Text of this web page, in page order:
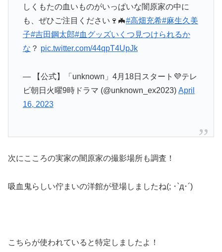
しくもたの血いものがいっぱいな闇原家の中に
も、ぜひご注目ください🍷🦇#高畑充希#麻生久美
子#吉田鋼太郎#血グッズいくつ見つけられるか
な ？ pic.twitter.com/44qpT4UpJk
— 【公式】「unknown」4月18日スタート💜テレ
ビ朝日火曜9時ドラマ (@unknown_ex2023) April
16, 2023
次にこころの実家の闇原家の撮影場所も調査！
吸血鬼らしい佇まいの洋館が登場しましたね(; ･`д･´)
こちらが使われていると特定しましたよ！